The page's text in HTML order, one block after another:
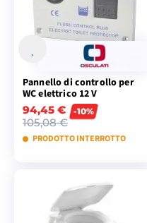
Pannello di controllo per
WC elettrico 12 V
94,45 €
105,08 €
-10%
PRODOTTO INTERROTTO
VISUALIZZA I
MODELLI